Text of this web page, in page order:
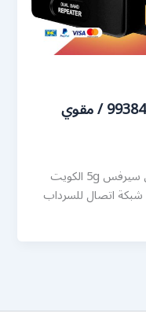
رقم مقوي شبكة 5g البر / 99384888 / مقوي
رقم مقوي شبكة 5g البر الكويت مقوي سيرفس 5g الكويت
اتصال للسرداب